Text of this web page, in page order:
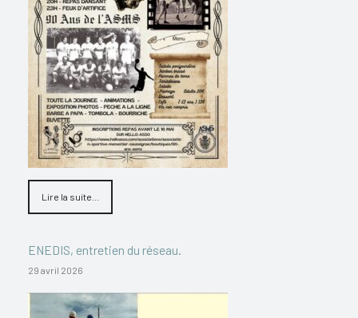
Lire la suite...
ENEDIS, entretien du réseau.
29 avril 2026